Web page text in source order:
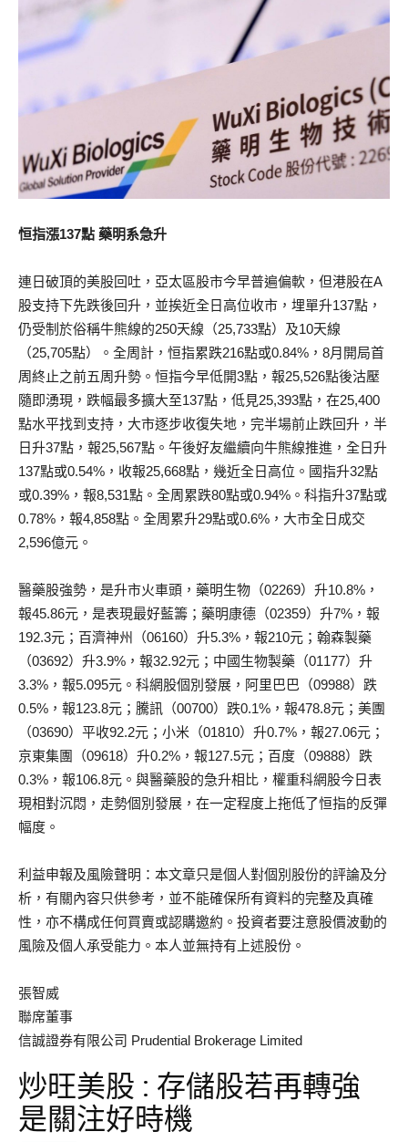
恒指漲137點 藥明系急升
連日破頂的美股回吐，亞太區股市今早普遍偏軟，但港股在A
股支持下先跌後回升，並挨近全日高位收市，埋單升137點，
仍受制於俗稱牛熊線的250天線（25,733點）及10天線
（25,705點）。全周計，恒指累跌216點或0.84%，8月開局首
周終止之前五周升勢。恒指今早低開3點，報25,526點後沽壓
隨即湧現，跌幅最多擴大至137點，低見25,393點，在25,400
點水平找到支持，大市逐步收復失地，完半場前止跌回升，半
日升37點，報25,567點。午後好友繼續向牛熊線推進，全日升
137點或0.54%，收報25,668點，幾近全日高位。國指升32點
或0.39%，報8,531點。全周累跌80點或0.94%。科指升37點或
0.78%，報4,858點。全周累升29點或0.6%，大市全日成交
2,596億元。
醫藥股強勢，是升市火車頭，藥明生物（02269）升10.8%，
報45.86元，是表現最好藍籌；藥明康德（02359）升7%，報
192.3元；百濟神州（06160）升5.3%，報210元；翰森製藥
（03692）升3.9%，報32.92元；中國生物製藥（01177）升
3.3%，報5.095元。科網股個別發展，阿里巴巴（09988）跌
0.5%，報123.8元；騰訊（00700）跌0.1%，報478.8元；美團
（03690）平收92.2元；小米（01810）升0.7%，報27.06元；
京東集團（09618）升0.2%，報127.5元；百度（09888）跌
0.3%，報106.8元。與醫藥股的急升相比，權重科網股今日表
現相對沉悶，走勢個別發展，在一定程度上拖低了恒指的反彈
幅度。
利益申報及風險聲明：本文章只是個人對個別股份的評論及分
析，有關內容只供參考，並不能確保所有資料的完整及真確
性，亦不構成任何買賣或認購邀約。投資者要注意股價波動的
風險及個人承受能力。本人並無持有上述股份。
張智威
聯席董事
信誠證券有限公司 Prudential Brokerage Limited
炒旺美股 : 存儲股若再轉強
是關注好時機